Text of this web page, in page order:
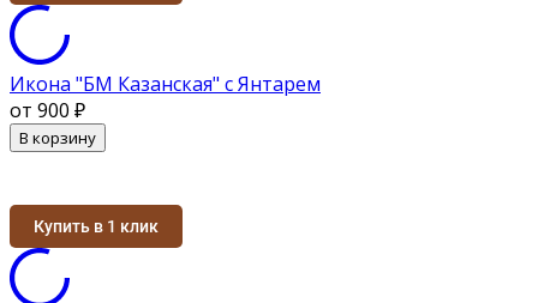
Икона "БМ Казанская" с Янтарем
от 900 ₽
В корзину
Купить в 1 клик